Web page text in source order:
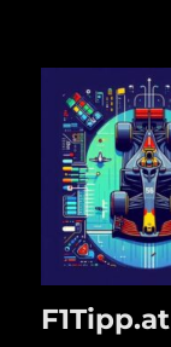
F1Tipp.at